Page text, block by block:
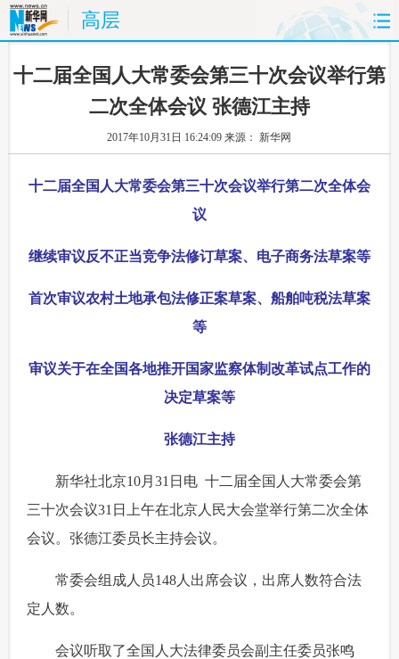
高层
首页 时政 国际 财经
体育 人事
时尚 思客 地方 法治
科技 能源 房产 公司
图片 视频 彩票 食品
摄影
新华电视中文 新华电视英文 返回PC
十二届全国人大常委会第三十次会议举行第
二次全体会议 张德江主持
2017年10月31日 16:24:09来源： 新华网
十二届全国人大常委会第三十次会议举行第二次全体会
议
继续审议反不正当竞争法修订草案、电子商务法草案等
首次审议农村土地承包法修正案草案、船舶吨税法草案
等
审议关于在全国各地推开国家监察体制改革试点工作的
决定草案等
张德江主持
新华社北京10月31日电 十二届全国人大常委会第
三十次会议31日上午在北京人民大会堂举行第二次全体
会议。张德江委员长主持会议。
常委会组成人员148人出席会议，出席人数符合法
定人数。
会议听取了全国人大法律委员会副主任委员张鸣